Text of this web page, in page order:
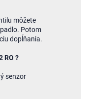
môžete
Potom
dopĺňania.
RO ?
senzor